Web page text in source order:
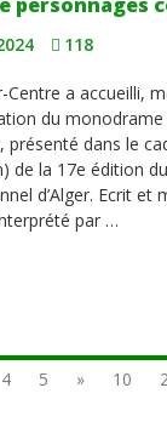
118
Centre a accueilli,
du monodrame
présenté dans le
de la 17e édition
d’Alger. Ecrit et
par …
4 5 » 10